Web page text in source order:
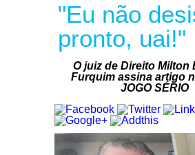
"Eu não
pronto, uai!"
O juiz de Direito Milton
Furquim assina artigo
JOGO SÉRIO